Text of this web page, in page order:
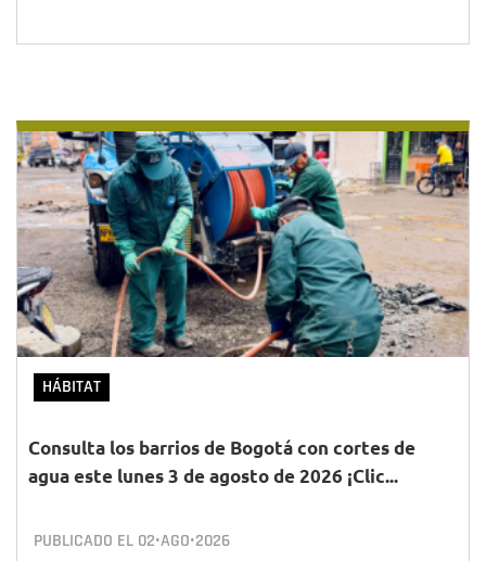
HÁBITAT
Consulta los barrios de Bogotá con cortes de
agua este lunes 3 de agosto de 2026 ¡Clic...
PUBLICADO EL 02•AGO•2026